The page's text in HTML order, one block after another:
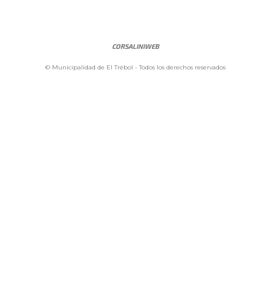
CORSALINIWEB
© Municipalidad de El Trébol - Todos los derechos reservados